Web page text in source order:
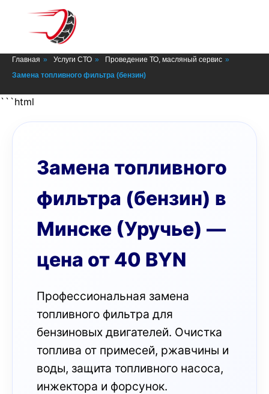
Главная » Услуги СТО » Проведение ТО, масляный сервис »
Замена топливного фильтра (бензин)
```html
Замена топливного
фильтра (бензин) в
Минске (Уручье) —
цена от 40 BYN
Профессиональная замена
топливного фильтра для
бензиновых двигателей. Очистка
топлива от примесей, ржавчины и
воды, защита топливного насоса,
инжектора и форсунок.